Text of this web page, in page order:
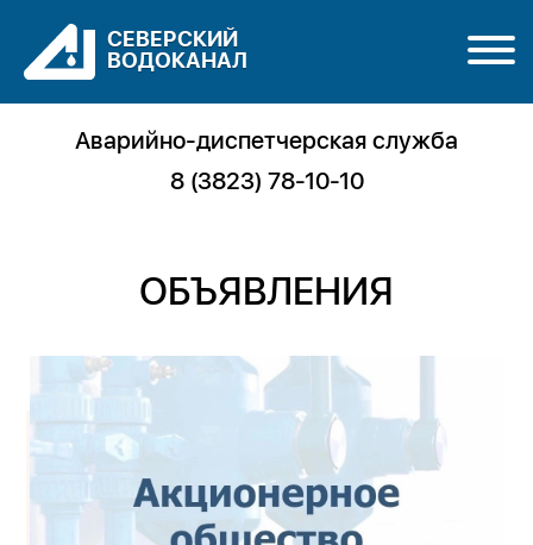
Аварийно-диспетчерская служба
8 (3823) 78-10-10
СЕВЕРСКИЙ
ВОДОКАНАЛ
ОБЪЯВЛЕНИЯ